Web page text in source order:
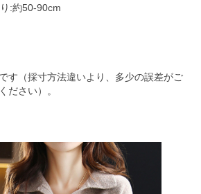
:約50-90cm
す（採寸方法違いより、多少の誤差がご
ださい）。